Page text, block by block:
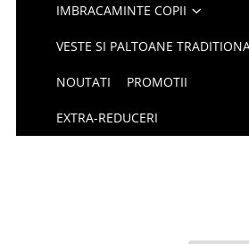
IMBRACAMINTE COPII
VESTE SI PALTOANE
NOUTATI PROMOTII
EXTRA-REDUCERI